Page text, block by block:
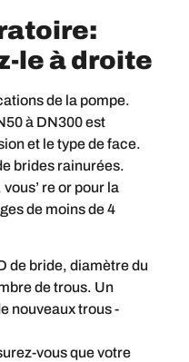
le à droite
de la pompe.
à DN300 est
et le type de face.
brides rainurées.
re or pour la
de moins de 4
de bride, diamètre du
de trous. Un
nouveaux trous -
vous que votre